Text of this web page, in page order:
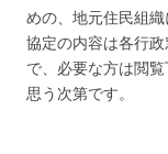
めの、地元住民組
協定の内容は各行
で、必要な方は閲
思う次第です。